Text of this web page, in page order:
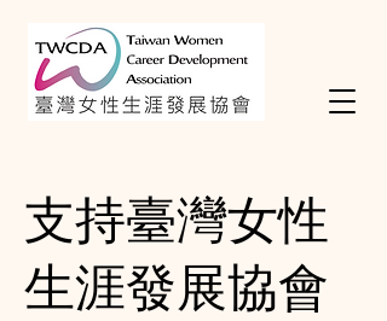
支持臺灣女性
生涯發展協會